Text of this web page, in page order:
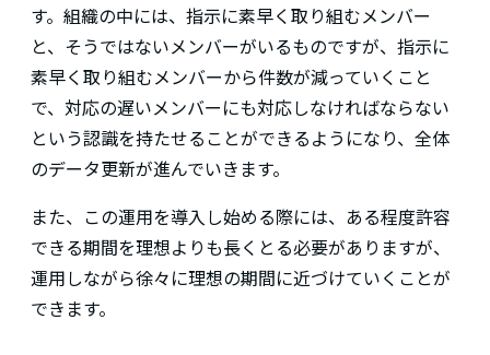
す。組織の中には、指示に素早く取り組むメンバー
と、そうではないメンバーがいるものですが、指示に
素早く取り組むメンバーから件数が減っていくこと
で、対応の遅いメンバーにも対応しなければならない
という認識を持たせることができるようになり、全体
のデータ更新が進んでいきます。
また、この運用を導入し始める際には、ある程度許容
できる期間を理想よりも長くとる必要がありますが、
運用しながら徐々に理想の期間に近づけていくことが
できます。